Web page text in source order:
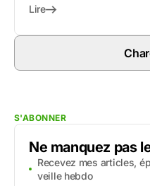
Lire
S'ABONNER
Ne manquez pas
Recevez mes articles,
veille hebdo